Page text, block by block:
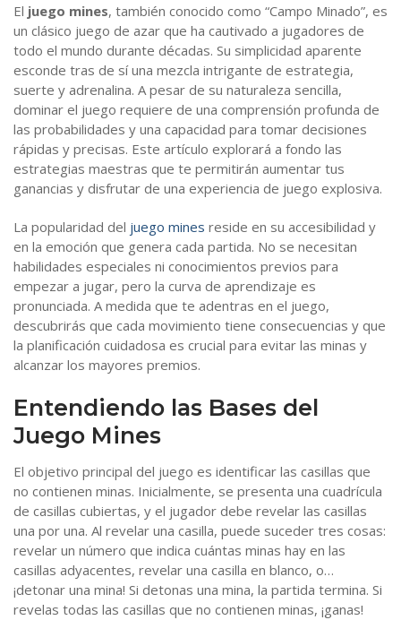
El juego mines, también conocido como “Campo Minado”, es
un clásico juego de azar que ha cautivado a jugadores de
todo el mundo durante décadas. Su simplicidad aparente
esconde tras de sí una mezcla intrigante de estrategia,
suerte y adrenalina. A pesar de su naturaleza sencilla,
dominar el juego requiere de una comprensión profunda de
las probabilidades y una capacidad para tomar decisiones
rápidas y precisas. Este artículo explorará a fondo las
estrategias maestras que te permitirán aumentar tus
ganancias y disfrutar de una experiencia de juego explosiva.
La popularidad del juego mines reside en su accesibilidad y
en la emoción que genera cada partida. No se necesitan
habilidades especiales ni conocimientos previos para
empezar a jugar, pero la curva de aprendizaje es
pronunciada. A medida que te adentras en el juego,
descubrirás que cada movimiento tiene consecuencias y que
la planificación cuidadosa es crucial para evitar las minas y
alcanzar los mayores premios.
Entendiendo las Bases del
Juego Mines
El objetivo principal del juego es identificar las casillas que
no contienen minas. Inicialmente, se presenta una cuadrícula
de casillas cubiertas, y el jugador debe revelar las casillas
una por una. Al revelar una casilla, puede suceder tres cosas:
revelar un número que indica cuántas minas hay en las
casillas adyacentes, revelar una casilla en blanco, o…
¡detonar una mina! Si detonas una mina, la partida termina. Si
revelas todas las casillas que no contienen minas, ¡ganas!